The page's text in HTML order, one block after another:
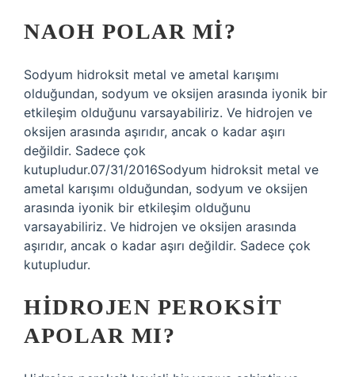
NAOH POLAR MI?
Sodyum hidroksit metal ve ametal karışımı
olduğundan, sodyum ve oksijen arasında iyonik bir
etkileşim olduğunu varsayabiliriz. Ve hidrojen ve
oksijen arasında aşırıdır, ancak o kadar aşırı
değildir. Sadece çok
kutupludur.07/31/2016Sodyum hidroksit metal ve
ametal karışımı olduğundan, sodyum ve oksijen
arasında iyonik bir etkileşim olduğunu
varsayabiliriz. Ve hidrojen ve oksijen arasında
aşırıdır, ancak o kadar aşırı değildir. Sadece çok
kutupludur.
HIDROJEN PEROKSIT
APOLAR MI?